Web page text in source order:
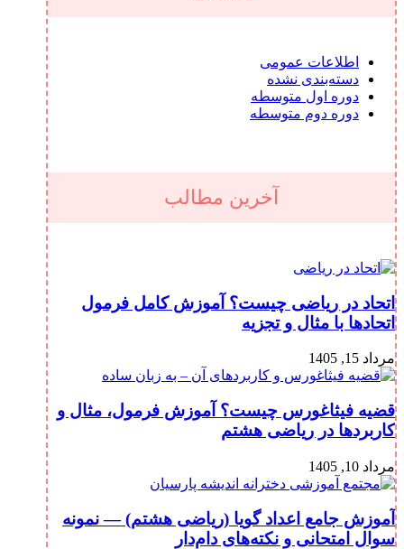
اطلاعات عمومی
دسته‌بندی نشده
دوره اول متوسطه
دوره دوم متوسطه
آخرین مطالب
اتحاد در ریاضی چیست؟ آموزش کامل فرمول
اتحادها با مثال و تجزیه
مرداد 15, 1405
قضیه فیثاغورس چیست؟ آموزش فرمول، مثال و
کاربردها در ریاضی هشتم
مرداد 10, 1405
آموزش جامع اعداد گویا (ریاضی هشتم) — نمونه
سوال امتحانی و نکته‌های دام‌دار